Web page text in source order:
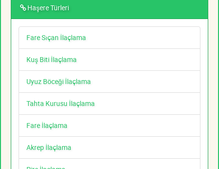
Haşere Türleri
Fare Sıçan İlaçlama
Kuş Biti İlaçlama
Uyuz Böceği İlaçlama
Tahta Kurusu İlaçlama
Fare İlaçlama
Akrep İlaçlama